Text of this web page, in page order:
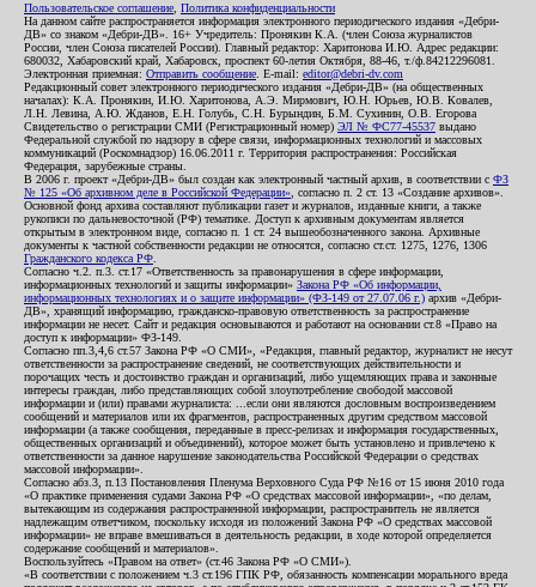
Пользовательское соглашение Политика конфиденциальности
На данном сайте распространяется информация электронного периодического издания «Дебри-
ДВ» со знаком «Дебри-ДВ». 16+ Учредитель: Пронякин К.А. (член Союза журналистов
России, член Союза писателей России). Главный редактор: Харитонова И.Ю. Адрес редакции:
680032, Хабаровский край, Хабаровск, проспект 60-летия Октября, 88-46, т./ф.84212296081.
Электронная приемная: Отправить сообщение . E-mail: editor@debri-dv.com
Редакционный совет электронного периодического издания «Дебри-ДВ» (на общественных
началах): К.А. Пронякин, И.Ю. Харитонова, А.Э. Мирмович, Ю.Н. Юрьев, Ю.В. Ковалев,
Л.Н. Левина, А.Ю. Жданов, Е.Н. Голубь, С.Н. Бурындин, Б.М. Сухинин, О.В. Егорова
Свидетельство о регистрации СМИ (Регистрационный номер) ЭЛ № ФС77-45537 выдано
Федеральной службой по надзору в сфере связи, информационных технологий и массовых
коммуникаций (Роскомнадзор) 16.06.2011 г. Территория распространения: Российская
Федерация, зарубежные страны.
В 2006 г. проект «Дебри-ДВ» был создан как электронный частный архив, в соответствии с ФЗ
№ 125 «Об архивном деле в Российской Федерации» , согласно п. 2 ст. 13 «Создание архивов».
Основной фонд архива составляют публикации газет и журналов, изданные книги, а также
рукописи по дальневосточной (РФ) тематике. Доступ к архивным документам является
открытым в электронном виде, согласно п. 1 ст. 24 вышеобозначенного закона. Архивные
документы к частной собственности редакции не относятся, согласно ст.ст. 1275, 1276, 1306
Гражданского кодекса РФ
Согласно ч.2. п.3. ст.17 «Ответственность за правонарушения в сфере информации,
информационных технологий и защиты информации» Закона РФ «Об информации,
информационных технологиях и о защите информации» (ФЗ-149 от 27.07.06 г.) архив «Дебри-
ДВ», хранящий информацию, гражданско-правовую ответственность за распространение
информации не несет. Сайт и редакция основываются и работают на основании ст.8 «Право на
доступ к информации» ФЗ-149.
Согласно пп.3,4,6 ст.57 Закона РФ «О СМИ», «Редакция, главный редактор, журналист не несут
ответственности за распространение сведений, не соответствующих действительности и
порочащих честь и достоинство граждан и организаций, либо ущемляющих права и законные
интересы граждан, либо представляющих собой злоупотребление свободой массовой
информации и (или) правами журналиста: ...если они являются дословным воспроизведением
сообщений и материалов или их фрагментов, распространенных другим средством массовой
информации (а также сообщения, переданные в пресс-релизах и информация государственных,
общественных организаций и объединений), которое может быть установлено и привлечено к
ответственности за данное нарушение законодательства Российской Федерации о средствах
массовой информации».
Согласно абз.3, п.13 Постановления Пленума Верховного Суда РФ №16 от 15 июня 2010 года
«О практике применения судами Закона РФ «О средствах массовой информации», «по делам,
вытекающим из содержания распространенной информации, распространитель не является
надлежащим ответчиком, поскольку исходя из положений Закона РФ «О средствах массовой
информации» не вправе вмешиваться в деятельность редакции, в ходе которой определяется
содержание сообщений и материалов».
Воспользуйтесь «Правом на ответ» (ст.46 Закона РФ «О СМИ»).
«В соответствии с положением ч.3 ст.196 ГПК РФ, обязанность компенсации морального вреда